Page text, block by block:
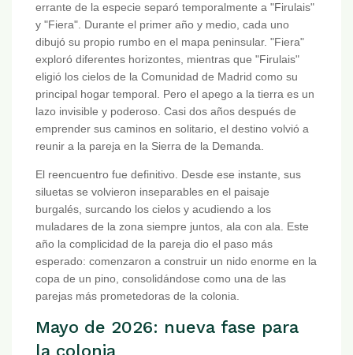
errante de la especie separó temporalmente a "Firulais"
y "Fiera". Durante el primer año y medio, cada uno
dibujó su propio rumbo en el mapa peninsular. "Fiera"
exploró diferentes horizontes, mientras que "Firulais"
eligió los cielos de la Comunidad de Madrid como su
principal hogar temporal. Pero el apego a la tierra es un
lazo invisible y poderoso. Casi dos años después de
emprender sus caminos en solitario, el destino volvió a
reunir a la pareja en la Sierra de la Demanda.
El reencuentro fue definitivo. Desde ese instante, sus
siluetas se volvieron inseparables en el paisaje
burgalés, surcando los cielos y acudiendo a los
muladares de la zona siempre juntos, ala con ala. Este
año la complicidad de la pareja dio el paso más
esperado: comenzaron a construir un nido enorme en la
copa de un pino, consolidándose como una de las
parejas más prometedoras de la colonia.
Mayo de 2026: nueva fase para
la colonia